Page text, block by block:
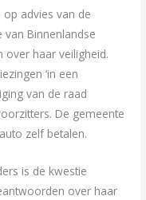
advies van de
van Binnenlandse
over haar veiligheid.
‘in een
van de raad
De gemeente
zelf betalen.
is de kwestie
over haar